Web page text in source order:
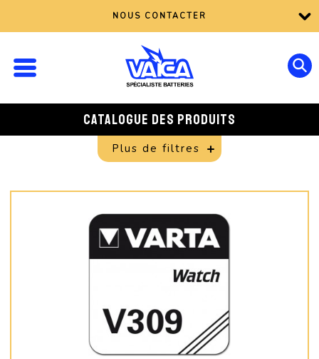
NOUS CONTACTER
CATALOGUE DES PRODUITS
Plus de filtres